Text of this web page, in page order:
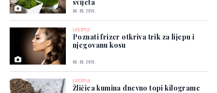
svijeta
08. 05. 2018.
LIFESTYLE
Poznati frizer otkriva trik za lijepu i
njegovanu kosu
08. 05. 2018.
LIFESTYLE
Žličica kumina dnevno topi kilograme